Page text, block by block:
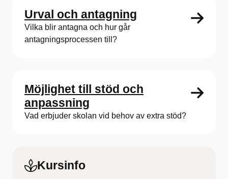
Urval och antagning
Vilka blir antagna och hur går
antagningsprocessen till?
Möjlighet till stöd och
anpassning
Vad erbjuder skolan vid behov av extra stöd?
Kursinfo